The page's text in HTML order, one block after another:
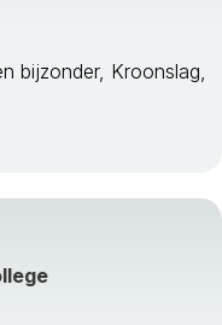
bijzonder, Kroonslag,